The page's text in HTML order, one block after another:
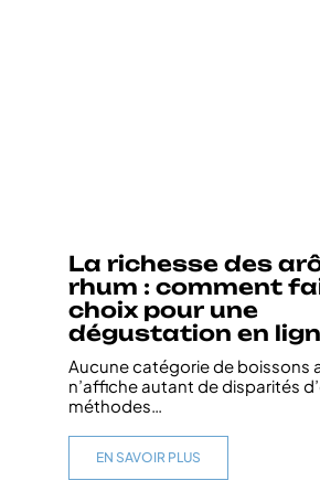
La richesse des
rhum : comment
choix pour une
dégustation en
Aucune catégorie de boissons
n’affiche autant de disparités
méthodes
EN SAVOIR PLUS